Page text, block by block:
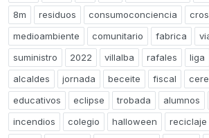
8m
residuos consumoconciencia
medioambiente
comunitario fabrica
suministro
2022 villalba rafales liga
alcaldes
jornada beceite fiscal
educativos
eclipse trobada alumnos
incendios
colegio halloween reciclaje